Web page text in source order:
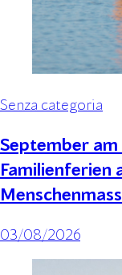
Senza categoria
September
Familienferien
03/08/2026